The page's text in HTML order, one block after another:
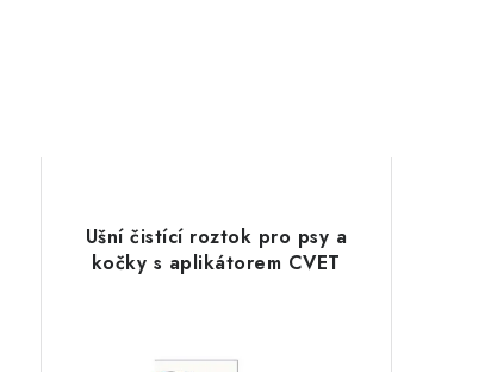
Ušní čistící roztok pro psy a
kočky s aplikátorem CVET